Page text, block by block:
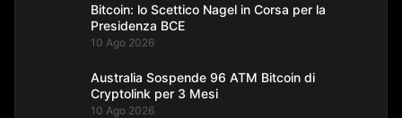
Bitcoin: lo Scettico Nagel in Corsa per la
Presidenza BCE
10 Ago 2026
Australia Sospende 96 ATM Bitcoin di
Cryptolink per 3 Mesi
10 Ago 2026